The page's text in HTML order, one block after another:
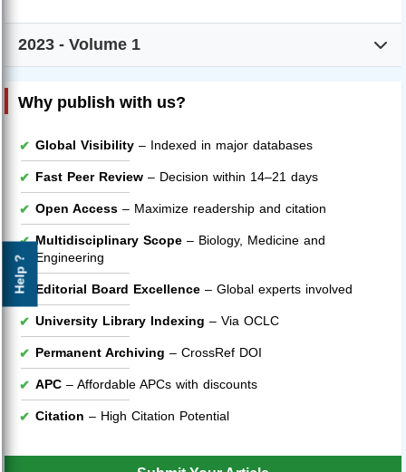
Help ?
2023 - Volume 1
Why publish with us?
Global Visibility – Indexed in major databases
Fast Peer Review – Decision within 14–21 days
Open Access – Maximize readership and citation
Multidisciplinary Scope – Biology, Medicine and
Engineering
Editorial Board Excellence – Global experts involved
University Library Indexing – Via OCLC
Permanent Archiving – CrossRef DOI
APC – Affordable APCs with discounts
Citation – High Citation Potential